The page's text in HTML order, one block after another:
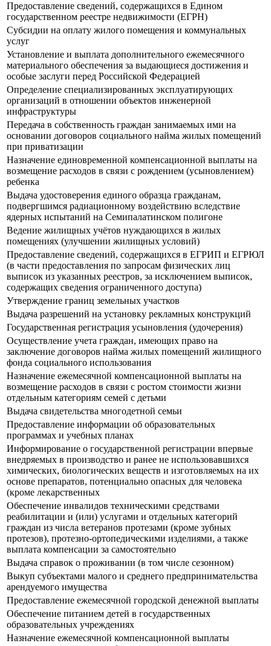
Предоставление сведений, содержащихся в Едином
государственном реестре недвижимости (ЕГРН)
Субсидии на оплату жилого помещения и коммунальных
услуг
Установление и выплата дополнительного ежемесячного
материального обеспечения за выдающиеся достижения и
особые заслуги перед Российской Федерацией
Определение специализированных эксплуатирующих
организаций в отношении объектов инженерной
инфраструктуры
Передача в собственность граждан занимаемых ими на
основании договоров социального найма жилых помещений
при приватизации
Назначение единовременной компенсационной выплаты на
возмещение расходов в связи с рождением (усыновлением)
ребенка
Выдача удостоверения единого образца гражданам,
подвергшимся радиационному воздействию вследствие
ядерных испытаний на Семипалатинском полигоне
Ведение жилищных учётов нуждающихся в жилых
помещениях (улучшении жилищных условий)
Предоставление сведений, содержащихся в ЕГРИП и ЕГРЮЛ
(в части предоставления по запросам физических лиц
выписок из указанных реестров, за исключением выписок,
содержащих сведения ограниченного доступа)
Утверждение границ земельных участков
Выдача разрешений на установку рекламных конструкций
Государственная регистрация усыновления (удочерения)
Осуществление учета граждан, имеющих право на
заключение договоров найма жилых помещений жилищного
фонда социального использования
Назначение ежемесячной компенсационной выплаты на
возмещение расходов в связи с ростом стоимости жизни
отдельным категориям семей с детьми
Выдача свидетельства многодетной семьи
Предоставление информации об образовательных
программах и учебных планах
Информирование о государственной регистрации впервые
внедряемых в производство и ранее не использовавшихся
химических, биологических веществ и изготовляемых на их
основе препаратов, потенциально опасных для человека
(кроме лекарственных
Обеспечение инвалидов техническими средствами
реабилитации и (или) услугами и отдельных категорий
граждан из числа ветеранов протезами (кроме зубных
протезов), протезно-ортопедическими изделиями, а также
выплата компенсации за самостоятельно
Выдача справок о проживании (в том числе сезонном)
Выкуп субъектами малого и среднего предпринимательства
арендуемого имущества
Предоставление ежемесячной городской денежной выплаты
Обеспечение питанием детей в государственных
образовательных учреждениях
Назначение ежемесячной компенсационной выплаты